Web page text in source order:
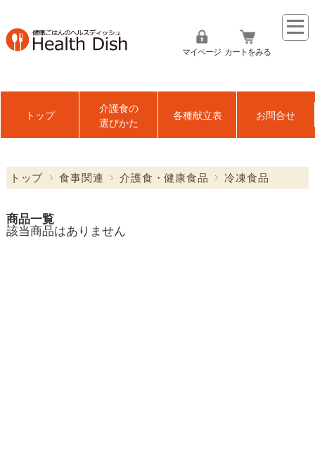
マイページ カートをみる
トップ
介護食の
選びかた
各種献立表 お問合せ
トップ 食事関連 介護食・健康食品 冷凍食品
商品一覧
該当商品はありません